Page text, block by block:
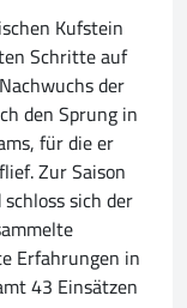
Kufstein
Schritte auf
der
den Sprung in
für die er
Zur Saison
sich der
Erfahrungen in
43 Einsätzen